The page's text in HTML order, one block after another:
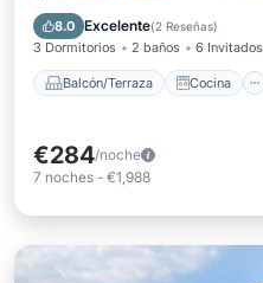
8.0 Excelente(2 Reseñas)
3 Dormitorios 2 baños 6 Invitados
Balcón/Terraza Cocina
Apto para niños
€284/noche
7 noches - €1,988